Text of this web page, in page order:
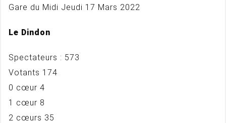
Gare du Midi Jeudi 17 Mars 2022
Le Dindon
Spectateurs : 573
Votants 174
0 cœur 4
1 cœur 8
2 cœurs 35